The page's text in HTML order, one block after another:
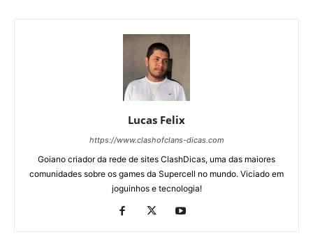
Lucas Felix
https://www.clashofclans-dicas.com
Goiano criador da rede de sites ClashDicas, uma das maiores
comunidades sobre os games da Supercell no mundo. Viciado em
joguinhos e tecnologia!